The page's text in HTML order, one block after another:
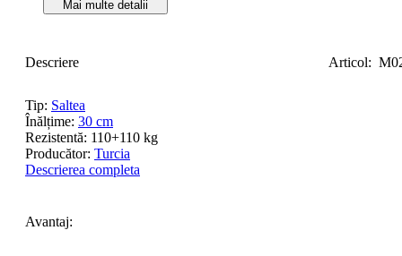
Mai multe detalii
Descriere Articol:
Tip: Saltea
Înălțime: 30 cm
Rezistentă: 110+110 kg
Producător: Turcia
Descrierea completa
Avantaj: